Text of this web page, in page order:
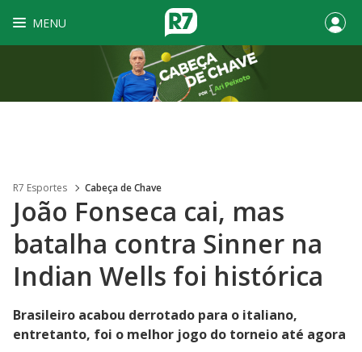
MENU
R7 Esportes Cabeça de Chave
João Fonseca cai, mas
batalha contra Sinner na
Indian Wells foi histórica
Brasileiro acabou derrotado para o italiano,
entretanto, foi o melhor jogo do torneio até agora